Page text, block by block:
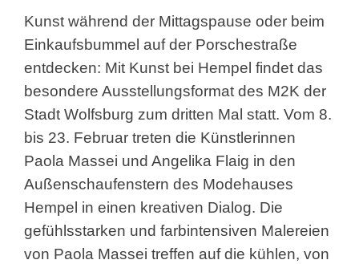
Kunst während der Mittagspause oder beim
Einkaufsbummel auf der Porschestraße
entdecken: Mit Kunst bei Hempel findet das
besondere Ausstellungsformat des M2K der
Stadt Wolfsburg zum dritten Mal statt. Vom 8.
bis 23. Februar treten die Künstlerinnen
Paola Massei und Angelika Flaig in den
Außenschaufenstern des Modehauses
Hempel in einen kreativen Dialog. Die
gefühlsstarken und farbintensiven Malereien
von Paola Massei treffen auf die kühlen, von